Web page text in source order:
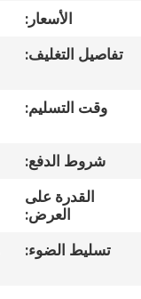
المعمل
ضبط
الجودة
اتصل
الأسعار:
تفاصيل التغليف:
وقت التسليم:
شروط الدفع:
القدرة على
العرض:
تسليط الضوء: